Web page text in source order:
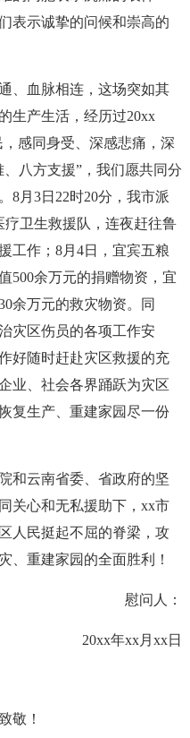
表示诚挚的问候和崇高的
、血脉相连，这场突如其
生产生活，经历过20xx
感同身受、深感悲痛，深
八方支援”，我们愿共同分
8月3日22时20分，我市派
疗卫生救援队，连夜赶往鲁
工作；8月4日，宜宾五粮
500余万元的捐赠物资，宜
余万元的救灾物资。同
灾区伤员的各项工作安
好随时赶赴灾区救援的充
业、社会各界踊跃为灾区
复生产、重建家园尽一份
和云南省委、省政府的坚
关心和无私援助下，xx市
人民挺起不屈的脊梁，攻
、重建家园的全面胜利！
慰问人：
20xx年xx月xx日
敬！